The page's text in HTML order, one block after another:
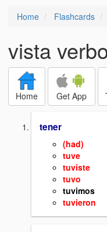
Home Flashcards
vista
Home Get App
tener
(had)
tuve
tuviste
tuvo
tuvimos
tuvieron